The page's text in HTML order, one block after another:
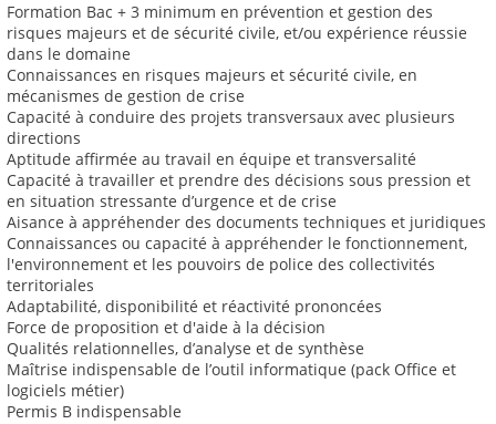
Formation Bac + 3 minimum en prévention et gestion des
risques majeurs et de sécurité civile, et/ou expérience réussie
dans le domaine
Connaissances en risques majeurs et sécurité civile, en
mécanismes de gestion de crise
Capacité à conduire des projets transversaux avec plusieurs
directions
Aptitude affirmée au travail en équipe et transversalité
Capacité à travailler et prendre des décisions sous pression et
en situation stressante d’urgence et de crise
Aisance à appréhender des documents techniques et juridiques
Connaissances ou capacité à appréhender le fonctionnement,
l'environnement et les pouvoirs de police des collectivités
territoriales
Adaptabilité, disponibilité et réactivité prononcées
Force de proposition et d'aide à la décision
Qualités relationnelles, d’analyse et de synthèse
Maîtrise indispensable de l’outil informatique (pack Office et
logiciels métier)
Permis B indispensable